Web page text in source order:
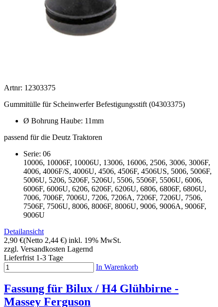
Artnr: 12303375
Gummitülle für Scheinwerfer Befestigungsstift (04303375)
Ø Bohrung Haube: 11mm
passend für die Deutz Traktoren
Serie: 06
10006, 10006F, 10006U, 13006, 16006, 2506, 3006, 3006F,
4006, 4006F/S, 4006U, 4506, 4506F, 4506US, 5006, 5006F,
5006U, 5206, 5206F, 5206U, 5506, 5506F, 5506U, 6006,
6006F, 6006U, 6206, 6206F, 6206U, 6806, 6806F, 6806U,
7006, 7006F, 7006U, 7206, 7206A, 7206F, 7206U, 7506,
7506F, 7506U, 8006, 8006F, 8006U, 9006, 9006A, 9006F,
9006U
Detailansicht
2,90 €(Netto 2,44 €) inkl. 19% MwSt.
zzgl. Versandkosten Lagernd
Lieferfrist 1-3 Tage
In Warenkorb
Fassung für Bilux / H4 Glühbirne -
Massey Ferguson